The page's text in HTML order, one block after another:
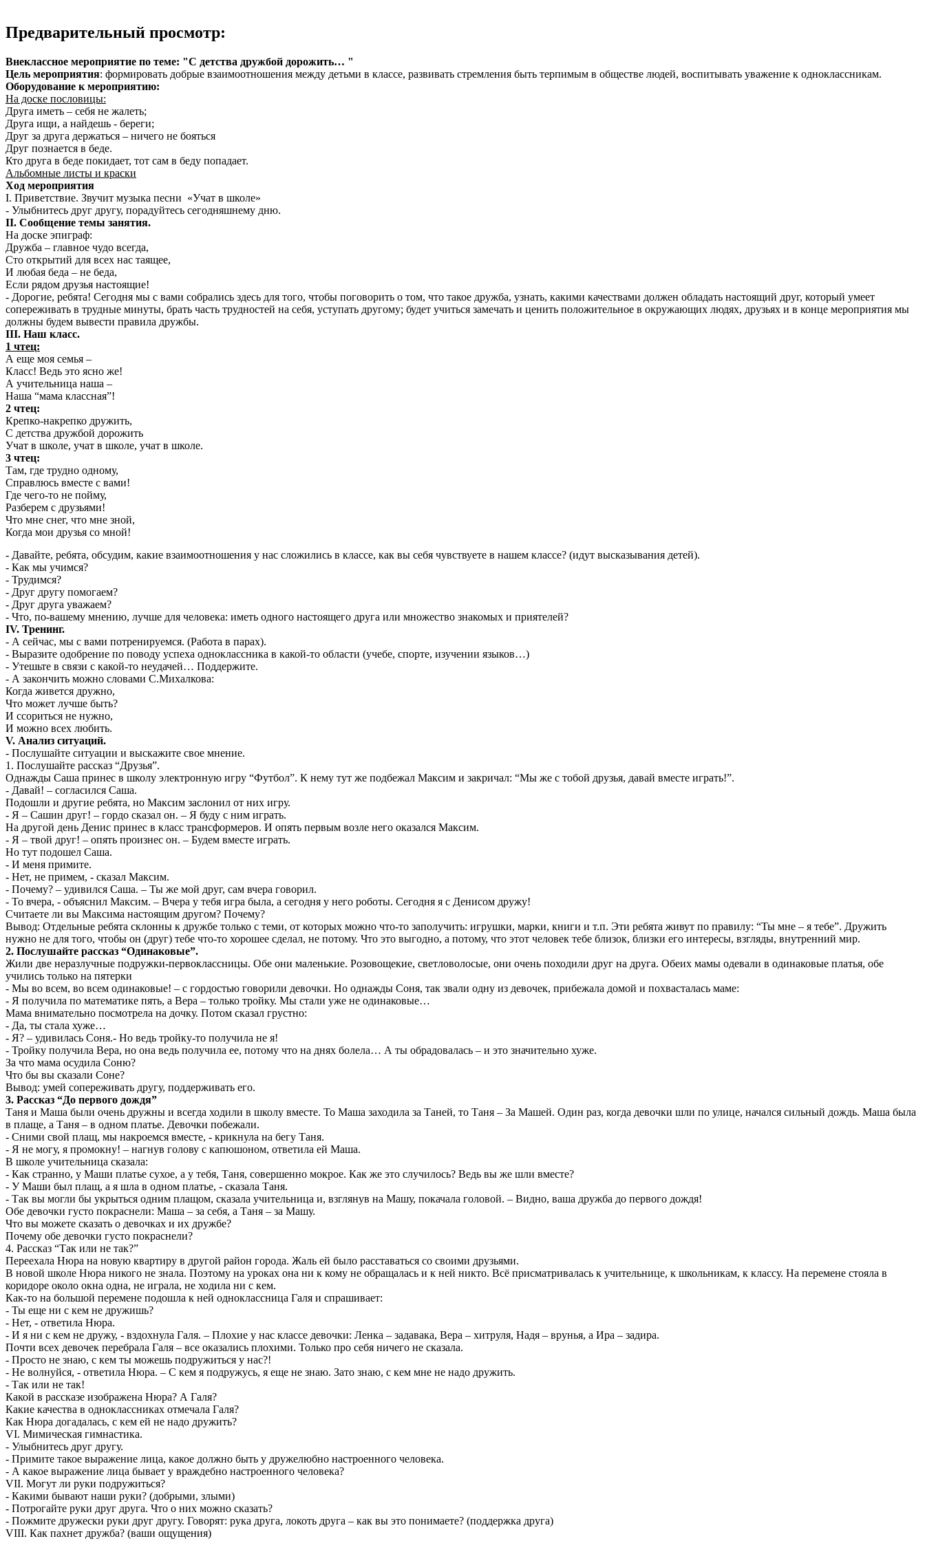
Предварительный просмотр:
Внеклассное мероприятие по теме: "C детства дружбой дорожить… "
Цель мероприятия: формировать добрые взаимоотношения между детьми в классе, развивать стремления быть терпимым в обществе людей, воспитывать уважение к одноклассникам.
Оборудование к мероприятию:
На доске пословицы:
Друга иметь – себя не жалеть;
Друга ищи, а найдешь - береги;
Друг за друга держаться – ничего не бояться
Друг познается в беде.
Кто друга в беде покидает, тот сам в беду попадает.
Альбомные листы и краски
Ход мероприятия
I. Приветствие. Звучит музыка песни «Учат в школе»
- Улыбнитесь друг другу, порадуйтесь сегодняшнему дню.
II. Сообщение темы занятия.
На доске эпиграф:
Дружба – главное чудо всегда,
Сто открытий для всех нас таящее,
И любая беда – не беда,
Если рядом друзья настоящие!
- Дорогие, ребята! Сегодня мы с вами собрались здесь для того, чтобы поговорить о том, что такое дружба, узнать, какими качествами должен обладать настоящий друг, который умеет
сопереживать в трудные минуты, брать часть трудностей на себя, уступать другому; будет учиться замечать и ценить положительное в окружающих людях, друзьях и в конце мероприятия мы
должны будем вывести правила дружбы.
III. Наш класс.
1 чтец:
А еще моя семья –
Класс! Ведь это ясно же!
А учительница наша –
Наша “мама классная”!
2 чтец:
Крепко-накрепко дружить,
С детства дружбой дорожить
Учат в школе, учат в школе, учат в школе.
3 чтец:
Там, где трудно одному,
Справлюсь вместе с вами!
Где чего-то не пойму,
Разберем с друзьями!
Что мне снег, что мне зной,
Когда мои друзья со мной!
- Давайте, ребята, обсудим, какие взаимоотношения у нас сложились в классе, как вы себя чувствуете в нашем классе? (идут высказывания детей).
- Как мы учимся?
- Трудимся?
- Друг другу помогаем?
- Друг друга уважаем?
- Что, по-вашему мнению, лучше для человека: иметь одного настоящего друга или множество знакомых и приятелей?
IV. Тренинг.
- А сейчас, мы с вами потренируемся. (Работа в парах).
- Выразите одобрение по поводу успеха одноклассника в какой-то области (учебе, спорте, изучении языков…)
- Утешьте в связи с какой-то неудачей… Поддержите.
- А закончить можно словами С.Михалкова:
Когда живется дружно,
Что может лучше быть?
И ссориться не нужно,
И можно всех любить.
V. Анализ ситуаций.
- Послушайте ситуации и выскажите свое мнение.
1. Послушайте рассказ “Друзья”.
Однажды Саша принес в школу электронную игру “Футбол”. К нему тут же подбежал Максим и закричал: “Мы же с тобой друзья, давай вместе играть!”.
- Давай! – согласился Саша.
Подошли и другие ребята, но Максим заслонил от них игру.
- Я – Сашин друг! – гордо сказал он. – Я буду с ним играть.
На другой день Денис принес в класс трансформеров. И опять первым возле него оказался Максим.
- Я – твой друг! – опять произнес он. – Будем вместе играть.
Но тут подошел Саша.
- И меня примите.
- Нет, не примем, - сказал Максим.
- Почему? – удивился Саша. – Ты же мой друг, сам вчера говорил.
- То вчера, - объяснил Максим. – Вчера у тебя игра была, а сегодня у него роботы. Сегодня я с Денисом дружу!
Считаете ли вы Максима настоящим другом? Почему?
Вывод: Отдельные ребята склонны к дружбе только с теми, от которых можно что-то заполучить: игрушки, марки, книги и т.п. Эти ребята живут по правилу: “Ты мне – я тебе”. Дружить
нужно не для того, чтобы он (друг) тебе что-то хорошее сделал, не потому. Что это выгодно, а потому, что этот человек тебе близок, близки его интересы, взгляды, внутренний мир.
2. Послушайте рассказ “Одинаковые”.
Жили две неразлучные подружки-первоклассницы. Обе они маленькие. Розовощекие, светловолосые, они очень походили друг на друга. Обеих мамы одевали в одинаковые платья, обе
учились только на пятерки
- Мы во всем, во всем одинаковые! – с гордостью говорили девочки. Но однажды Соня, так звали одну из девочек, прибежала домой и похвасталась маме:
- Я получила по математике пять, а Вера – только тройку. Мы стали уже не одинаковые…
Мама внимательно посмотрела на дочку. Потом сказал грустно:
- Да, ты стала хуже…
- Я? – удивилась Соня.- Но ведь тройку-то получила не я!
- Тройку получила Вера, но она ведь получила ее, потому что на днях болела… А ты обрадовалась – и это значительно хуже.
За что мама осудила Соню?
Что бы вы сказали Соне?
Вывод: умей сопереживать другу, поддерживать его.
3. Рассказ “До первого дождя”
Таня и Маша были очень дружны и всегда ходили в школу вместе. То Маша заходила за Таней, то Таня – За Машей. Один раз, когда девочки шли по улице, начался сильный дождь. Маша была
в плаще, а Таня – в одном платье. Девочки побежали.
- Сними свой плащ, мы накроемся вместе, - крикнула на бегу Таня.
- Я не могу, я промокну! – нагнув голову с капюшоном, ответила ей Маша.
В школе учительница сказала:
- Как странно, у Маши платье сухое, а у тебя, Таня, совершенно мокрое. Как же это случилось? Ведь вы же шли вместе?
- У Маши был плащ, а я шла в одном платье, - сказала Таня.
- Так вы могли бы укрыться одним плащом, сказала учительница и, взглянув на Машу, покачала головой. – Видно, ваша дружба до первого дождя!
Обе девочки густо покраснели: Маша – за себя, а Таня – за Машу.
Что вы можете сказать о девочках и их дружбе?
Почему обе девочки густо покраснели?
4. Рассказ “Так или не так?”
Переехала Нюра на новую квартиру в другой район города. Жаль ей было расставаться со своими друзьями.
В новой школе Нюра никого не знала. Поэтому на уроках она ни к кому не обращалась и к ней никто. Всё присматривалась к учительнице, к школьникам, к классу. На перемене стояла в
коридоре около окна одна, не играла, не ходила ни с кем.
Как-то на большой перемене подошла к ней одноклассница Галя и спрашивает:
- Ты еще ни с кем не дружишь?
- Нет, - ответила Нюра.
- И я ни с кем не дружу, - вздохнула Галя. – Плохие у нас классе девочки: Ленка – задавака, Вера – хитруля, Надя – врунья, а Ира – задира.
Почти всех девочек перебрала Галя – все оказались плохими. Только про себя ничего не сказала.
- Просто не знаю, с кем ты можешь подружиться у нас?!
- Не волнуйся, - ответила Нюра. – С кем я подружусь, я еще не знаю. Зато знаю, с кем мне не надо дружить.
- Так или не так!
Какой в рассказе изображена Нюра? А Галя?
Какие качества в одноклассниках отмечала Галя?
Как Нюра догадалась, с кем ей не надо дружить?
VI. Мимическая гимнастика.
- Улыбнитесь друг другу.
- Примите такое выражение лица, какое должно быть у дружелюбно настроенного человека.
- А какое выражение лица бывает у враждебно настроенного человека?
VII. Могут ли руки подружиться?
- Какими бывают наши руки? (добрыми, злыми)
- Потрогайте руки друг друга. Что о них можно сказать?
- Пожмите дружески руки друг другу. Говорят: рука друга, локоть друга – как вы это понимаете? (поддержка друга)
VIII. Как пахнет дружба? (ваши ощущения)